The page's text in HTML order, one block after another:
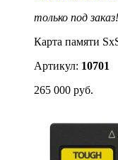
только под заказ!
Карта памяти
Артикул: 10701
265 000 руб.